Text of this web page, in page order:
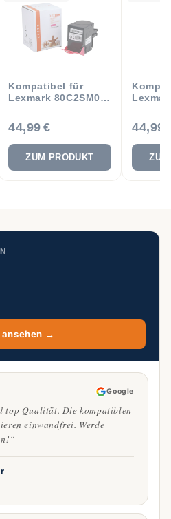
Kompatibel für
Lexmark 80C2SM0 /
Magenta
44,99 €
ZUM PRODUKT
44,99
→
Google
top Qualität. Die kompatiblen
einwandfrei. Werde